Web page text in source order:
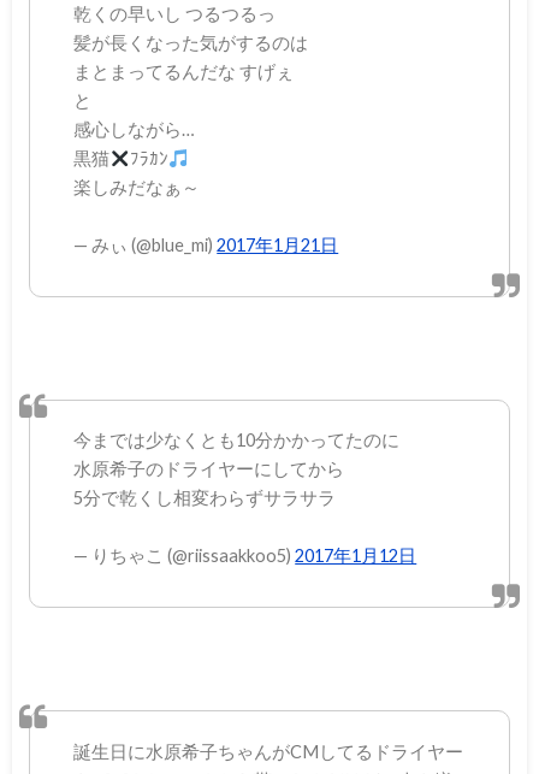
乾くの早いし つるつるっ
髪が長くなった気がするのは
まとまってるんだな すげぇ
と
感心しながら…
黒猫
ﾌﾗｶﾝ
楽しみだなぁ～
— みぃ (@blue_mi)2017年1月21日
今までは少なくとも10分かかってたのに
水原希子のドライヤーにしてから
5分で乾くし相変わらずサラサラ
— りちゃこ (@riissaakkoo5)2017年1月12日
誕生日に水原希子ちゃんがCMしてるドライヤー